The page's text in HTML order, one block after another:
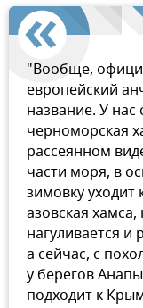
"Вообще,
европейский
название. У нас
черноморская
рассеянном
части моря, в
зимовку уходит
азовская
нагуливается
а сейчас, с
у берегов
подходит к